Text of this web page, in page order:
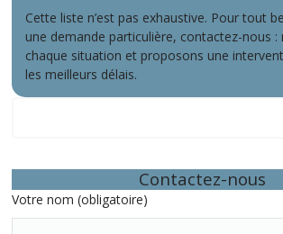
Cette liste n’est pas exhaustive. Pour tout
une demande particulière, contactez-nous :
chaque situation et proposons une
les meilleurs délais.
Contactez-nous
Votre nom (obligatoire)